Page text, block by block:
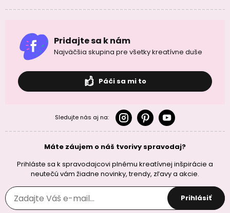
Pridajte sa k nám
Najväčšia skupina pre všetky kreatívne duše
Páči sa mi to
Sledujte nás aj na:
Máte záujem o náš tvorivy spravodaj?
Prihláste sa k spravodajcovi plnému kreatívnej inšpirácie a
neutečú vám žiadne novinky, trendy, zľavy a akcie.
Prihlásiť